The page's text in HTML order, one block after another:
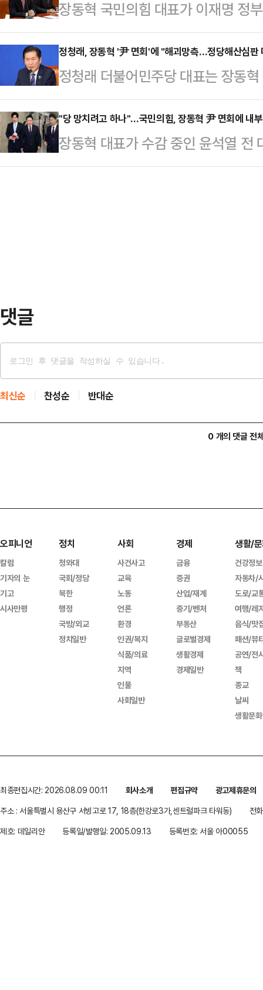
이 국민에게 거슬리지 않도록 하는
것도 너무 자주 쓰거…
라고 직격탄을 날렸다.장동혁 대표
주주의를 무너뜨리는 시작은 야당
제 독재의 수레바퀴가 굴러가기 시
사법개혁이란 미명 아래 또다시 대
"저들이 추진하는 사법…
장동혁 국민의힘 대표가 이재명 정
이 공황 상태에 빠졌다"고 직격탄
린 최고위원회의에서 "부동산을 바
책은 문재인 정권의 흑역사를 그대
이같이 비판했다.장 대표는 "가진
급을 가로막는 반시장적 정책은 결
폭탄이다. 문재인 정권의 몰락은 부
모한 이 정권…
정청래, 장동혁 '尹 면회'에 "해괴망측…정당해산심판
정청래 더불어민주당 대표는 장동
인 윤석열 전 대통령을 면회했다고
파괴 시도"라고 맹비난했다.정청래
의에서 이 같이 지적한 뒤 "국민의
음을 명심하길 바란다"고 했다.정
"당 망치려고 하나"…국민의힘, 장동혁 尹 면회에 내
장동혁 대표가 수감 중인 윤석열 전
일었다. 당 지도부는 전당대회 당시
댓글
최신순 찬성순 반대순
0 개의 댓글 전
오피니언
칼럼
기자의 눈
기고
시사만평
정치
청와대
국회/정당
북한
행정
국방/외교
정치일반
사회
사건사고
교육
노동
언론
환경
인권/복지
식품/의료
지역
인물
사회일반
경제
금융
증권
산업/재계
중기/벤처
부동산
글로벌경제
생활경제
경제일반
생활/
건강정보
자동차/
도로/교
여행/레
음식/맛
패션/뷰
공연/전
책
종교
날씨
생활문
최종편집시간: 2026.08.09 00:11 회사소개 편집규약
광고제휴문의
주소 : 서울특별시 용산구 서빙고로 17, 18층(한강로3가,센트럴파크 타워동)
전
제호: 데일리안
등록일/발행일: 2005.09.13 등록번호: 서울 아00055